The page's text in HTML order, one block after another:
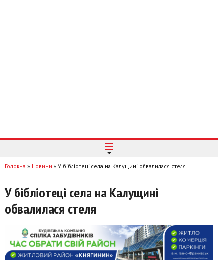
Головна » Новини » У бібліотеці села на Калущині обвалилася стеля
У бібліотеці села на Калущині
обвалилася стеля